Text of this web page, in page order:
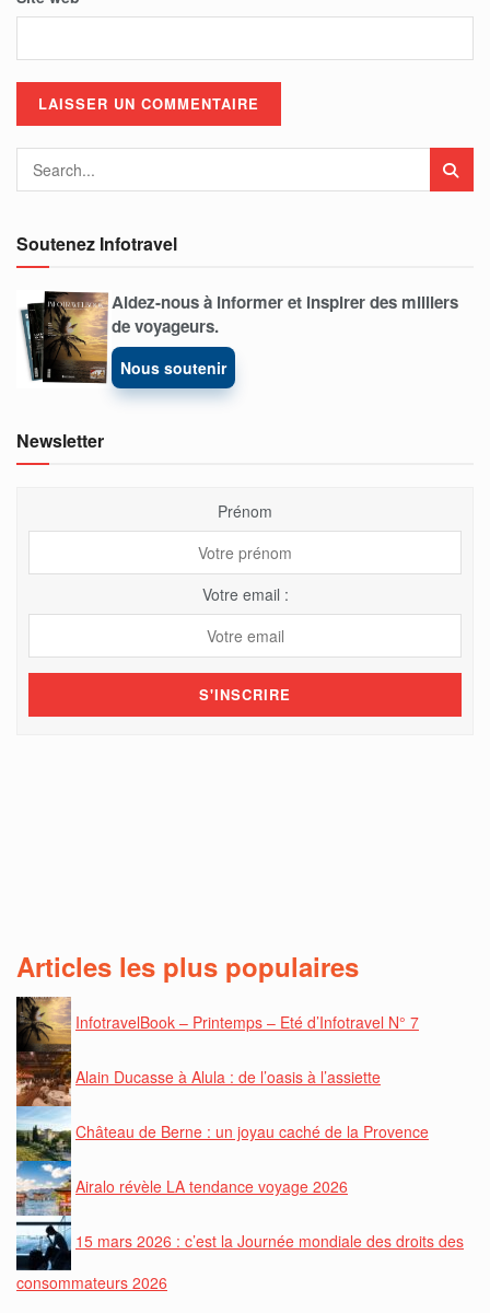
Soutenez Infotravel
Aidez-nous à informer et inspirer des milliers
de voyageurs.
Nous soutenir
Newsletter
Prénom
Votre email :
Articles les plus populaires
InfotravelBook – Printemps – Eté d’Infotravel N° 7
Alain Ducasse à Alula : de l’oasis à l’assiette
Château de Berne : un joyau caché de la Provence
Airalo révèle LA tendance voyage 2026
15 mars 2026 : c’est la Journée mondiale des droits des
consommateurs 2026